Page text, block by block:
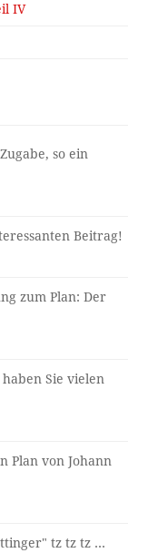
IV
so ein
Beitrag!
zum Plan: Der
Sie vielen
Plan von Johann
tz tz tz ...